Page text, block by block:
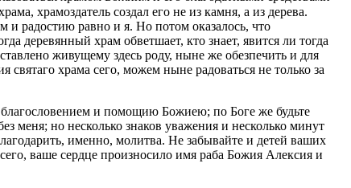
храмоздатель создал его не из камня, а из дерева.
и радостию равно и я. Но потом оказалось, что
деревянный храм обветшает, кто знает, явится ли тогда
живущему здесь роду, ныне же обезпечить и для
храма сего, можем ныне радоваться не только за
благословением и помощию Божиею; по Боге же будьте
меня; но несколько знаков уважения и несколько минут
именно, молитва. Не забывайте и детей ваших
ваше сердце произносило имя раба Божия Алексия и